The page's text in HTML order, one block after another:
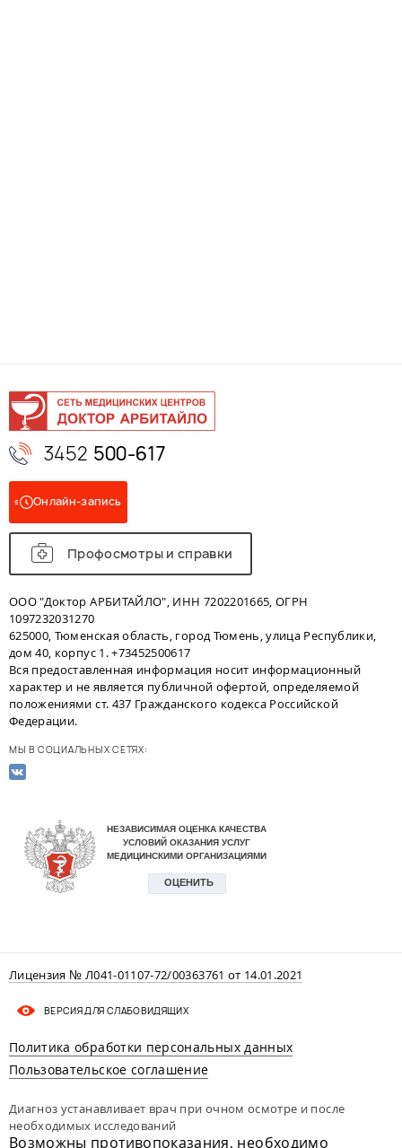
3452 500-617
Онлайн-запись
Профосмотры и справки
ООО "Доктор АРБИТАЙЛО", ИНН 7202201665, ОГРН
1097232031270
625000, Тюменская область, город Тюмень, улица Республики,
дом 40, корпус 1. +73452500617
Вся предоставленная информация носит информационный
характер и не является публичной офертой, определяемой
положениями ст. 437 Гражданского кодекса Российской
Федерации.
МЫ В СОЦИАЛЬНЫХ СЕТЯХ:
Лицензия № Л041-01107-72/00363761 от 14.01.2021
ВЕРСИЯ ДЛЯ СЛАБОВИДЯЩИХ
Политика обработки персональных данных
Пользовательское соглашение
Диагноз устанавливает врач при очном осмотре и после
необходимых исследований
Возможны противопоказания, необходимо